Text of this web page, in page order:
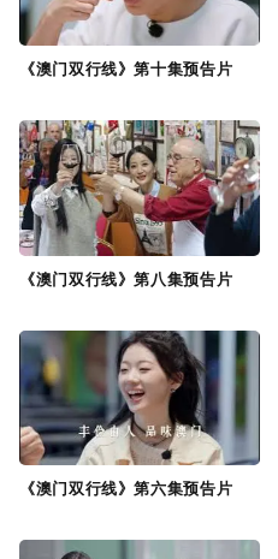
《澳门双行线》第十集预告片
《澳门双行线》第八集预告片
《澳门双行线》第六集预告片